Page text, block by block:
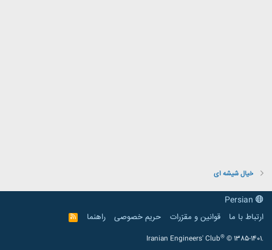
خیال شیشه ای
ارتباط با ما
قوانین و مقرّرات حریم خصوصی راهنما
R
S
Iranian Engineers' Club® © 1385-1401.